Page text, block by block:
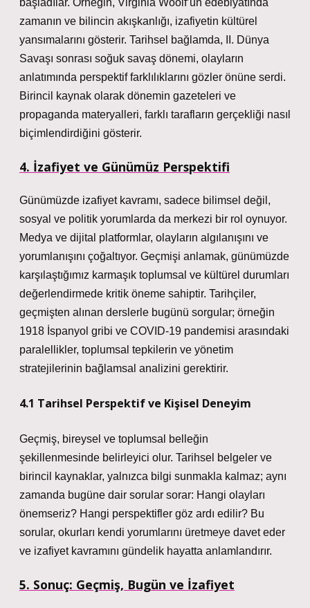
başladılar. Örneğin, Virginia Woolf’un edebiyatında
zamanın ve bilincin akışkanlığı, izafiyetin kültürel
yansımalarını gösterir. Tarihsel bağlamda, II. Dünya
Savaşı sonrası soğuk savaş dönemi, olayların
anlatımında perspektif farklılıklarını gözler önüne serdi.
Birincil kaynak olarak dönemin gazeteleri ve
propaganda materyalleri, farklı tarafların gerçekliği nasıl
biçimlendirdiğini gösterir.
4. İzafiyet ve Günümüz Perspektifi
Günümüzde izafiyet kavramı, sadece bilimsel değil,
sosyal ve politik yorumlarda da merkezi bir rol oynuyor.
Medya ve dijital platformlar, olayların algılanışını ve
yorumlanışını çoğaltıyor. Geçmişi anlamak, günümüzde
karşılaştığımız karmaşık toplumsal ve kültürel durumları
değerlendirmede kritik öneme sahiptir. Tarihçiler,
geçmişten alınan derslerle bugünü sorgular; örneğin
1918 İspanyol gribi ve COVID-19 pandemisi arasındaki
paralellikler, toplumsal tepkilerin ve yönetim
stratejilerinin bağlamsal analizini gerektirir.
4.1 Tarihsel Perspektif ve Kişisel Deneyim
Geçmiş, bireysel ve toplumsal belleğin
şekillenmesinde belirleyici olur. Tarihsel belgeler ve
birincil kaynaklar, yalnızca bilgi sunmakla kalmaz; aynı
zamanda bugüne dair sorular sorar: Hangi olayları
önemseriz? Hangi perspektifler göz ardı edilir? Bu
sorular, okurları kendi yorumlarını üretmeye davet eder
ve izafiyet kavramını gündelik hayatta anlamlandırır.
5. Sonuç: Geçmiş, Bugün ve İzafiyet